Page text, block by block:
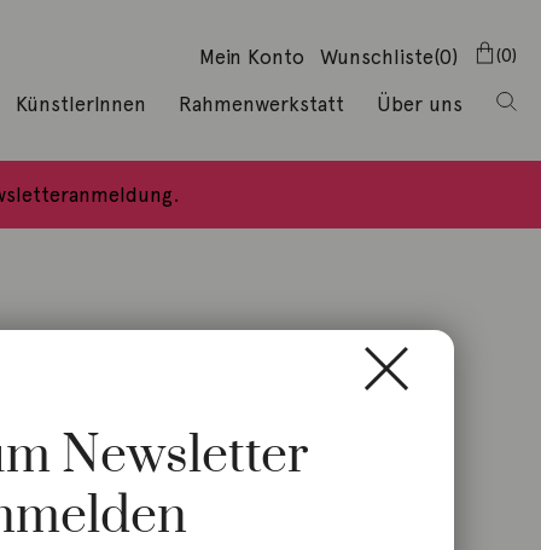
Mein Konto (0)
Wunschliste 0
KünstlerInnen Rahmenwerkstatt Über uns
Newsletter